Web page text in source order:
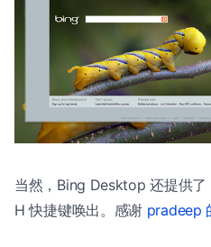
当然，Bing Desktop 还提供
H 快捷键唤出。感谢 pradeep